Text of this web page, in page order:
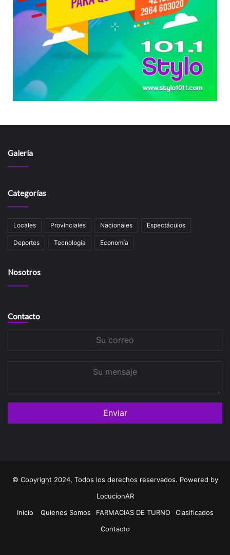
Galería
Categorías
Locales Provinciales Nacionales Espectáculos
Deportes Tecnología Economía
Nosotros
Contacto
© Copyright 2024, Todos los derechos reservados. Powered by
LocucionAR
Inicio
Quienes Somos FARMACIAS DE TURNO
Clasificados
Contacto